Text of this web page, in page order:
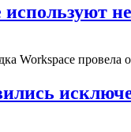
Workspace